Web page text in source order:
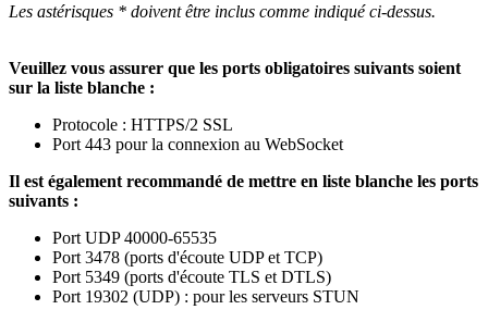
Les astérisques * doivent être inclus comme indiqué ci-dessus.
Veuillez vous assurer que les ports obligatoires suivants soient
sur la liste blanche :
Protocole : HTTPS/2 SSL
Port 443 pour la connexion au WebSocket
Il est également recommandé de mettre en liste blanche les ports
suivants :
Port UDP 40000-65535
Port 3478 (ports d'écoute UDP et TCP)
Port 5349 (ports d'écoute TLS et DTLS)
Port 19302 (UDP) : pour les serveurs STUN